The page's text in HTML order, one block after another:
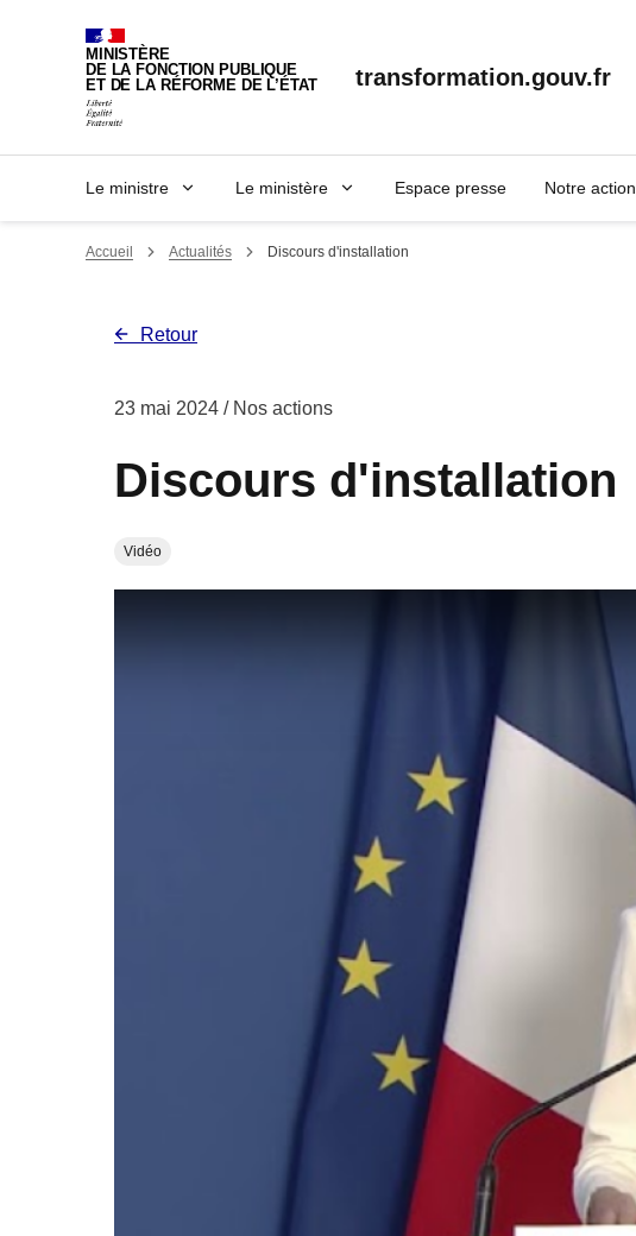
MINISTÈRE
DE LA FONCTION PUBLIQUE
ET DE LA RÉFORME DE L’ÉTAT
transformation.gouv.fr
Le ministre Le ministère Espace presse Notre action
Accueil Actualités Discours d'installation
Retour
23 mai 2024 / Nos actions
Discours d'installation
Vidéo